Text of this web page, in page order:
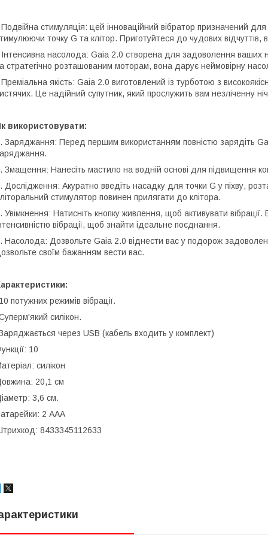
Подвійна стимуляція: цей інноваційний вібратор призначений для
точку G та клітор. Приготуйтеся до чудових відчуттів,
Інтенсивна насолода: Gaia 2.0 створена для задоволення ваших
стратегічно розташованим моторам, вона дарує неймовірну
Преміальна якість: Gaia 2.0 виготовлений із турботою з
Це надійний супутник, який прослужить вам незліченну
використовувати:
Заряджання: Перед першим використанням повністю зарядіть
Змащення: Нанесіть мастило на водній основі для підвищення
Дослідження: Акуратно введіть насадку для точки G у піхву,
стимулятор повинен прилягати до клітора.
Увімкнення: Натисніть кнопку живлення, щоб активувати
вібрації, щоб знайти ідеальне поєднання.
Насолода: Дозвольте Gaia 2.0 віднести вас у подорож
своїм бажанням вести вас.
потужних режимів вібрації.
силікон.
через USB (кабель входить у комплект)
10
силікон
20,1 см
3,6 см.
2 ААА
8433345112633